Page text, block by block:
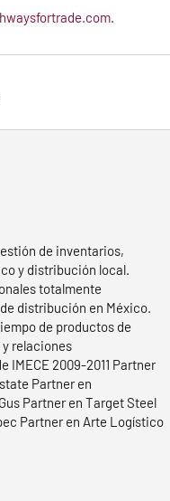
de inventarios,
y distribución local.
totalmente
distribución en México.
de productos de
relaciones
IMECE 2009-2011 Partner
Partner en
Partner en Target Steel
Partner en Arte Logístico